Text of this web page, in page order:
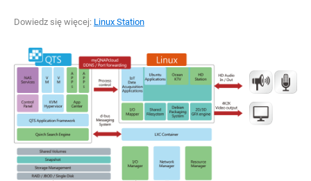
Dowiedz się więcej: Linux Station